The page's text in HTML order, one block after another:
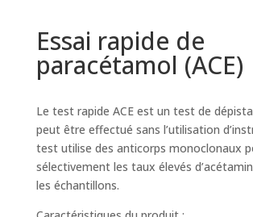
Essai rapide de
paracétamol (ACE)
Le test rapide ACE est un test de
peut être effectué sans l’utilisation
test utilise des anticorps monoclonaux
sélectivement les taux élevés
les échantillons.